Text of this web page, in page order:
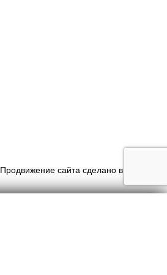
Продвижение сайта сделано в